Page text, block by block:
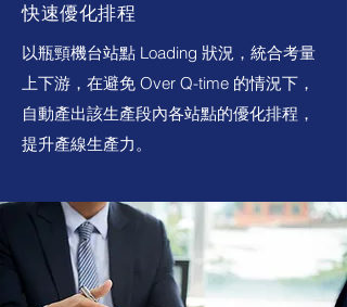
快速優化排程
以瓶頸機台站點 Loading 狀況，統合考量
上下游，在避免 Over Q-time 的情況下，
自動產出該生產段內各站點的優化排程，
提升產線生產力。